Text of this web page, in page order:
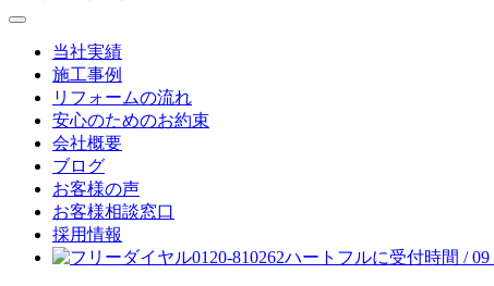
当社実績
施工事例
リフォームの流れ
安心のためのお約束
会社概要
ブログ
お客様の声
お客様相談窓口
採用情報
0120-810262ハートフルに受付時間 / 09